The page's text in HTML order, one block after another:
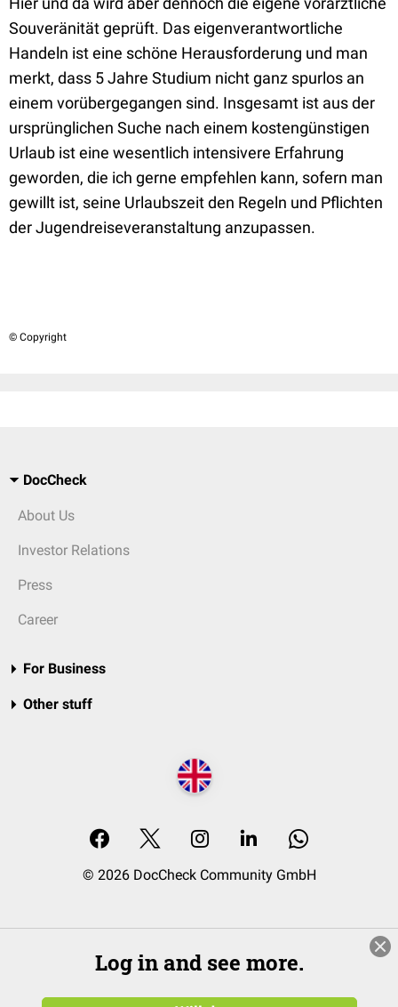
Souveränität geprüft. Das eigenverantwortliche
Handeln ist eine schöne Herausforderung und man
merkt, dass 5 Jahre Studium nicht ganz spurlos an
einem vorübergegangen sind. Insgesamt ist aus der
ursprünglichen Suche nach einem kostengünstigen
Urlaub ist eine wesentlich intensivere Erfahrung
geworden, die ich gerne empfehlen kann, sofern man
gewillt ist, seine Urlaubszeit den Regeln und Pflichten
der Jugendreiseveranstaltung anzupassen.
© Copyright
DocCheck
About Us
Investor Relations
Press
Career
For Business
Other stuff
© 2026 DocCheck Community GmbH
Log in and see more.